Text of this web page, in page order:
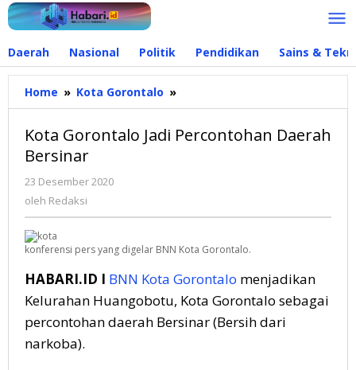
Lewati
ke
Daerah Nasional Politik Pendidikan Sains &
Home » Kota Gorontalo »
Gorontalo
Percontohan
Kota Gorontalo Jadi Percontohan Daerah
Bersinar
23 Desember 2020
oleh Redaksi
konferensi pers yang digelar BNN Kota Gorontalo.
HABARI.ID I BNN Kota Gorontalo menjadikan
Kelurahan Huangobotu, Kota Gorontalo sebagai
percontohan daerah Bersinar (Bersih dari
narkoba).